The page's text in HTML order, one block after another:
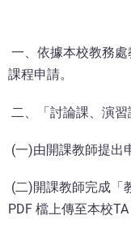
一、依據本校教務
課程申請。
二、「討論課、演
(一)由開課教師提出
(二)開課教師完成「
PDF 檔上傳至本校